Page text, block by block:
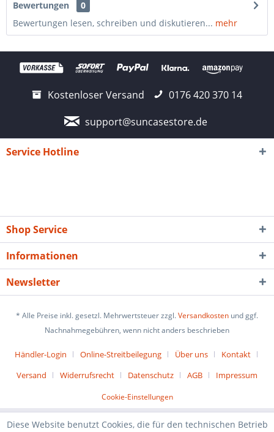
Bewertungen
0
Bewertungen lesen, schreiben und diskutieren... mehr
Kostenloser Versand
0176 420 370 14
support@suncasestore.de
Service Hotline
Shop Service
Informationen
Newsletter
* Alle Preise inkl. gesetzl. Mehrwertsteuer zzgl.Versandkosten und ggf.
Nachnahmegebühren, wenn nicht anders beschrieben
Händler-Login Online-Streitbeilegung Über uns
Kontakt
Versand
Widerrufsrecht Datenschutz AGB Impressum
Cookie-Einstellungen
Diese Website benutzt Cookies, die für den technischen Betrieb